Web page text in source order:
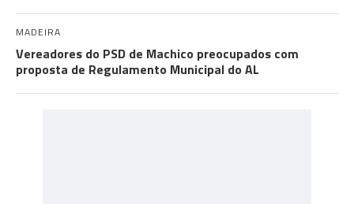
MADEIRA
Vereadores do PSD de Machico preocupados com
proposta de Regulamento Municipal do AL